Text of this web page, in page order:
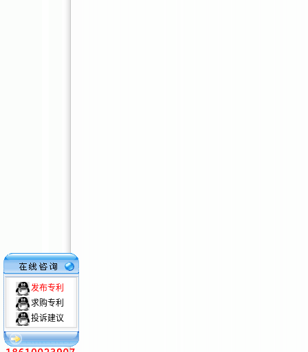
发布专利
求购专利
投诉建议